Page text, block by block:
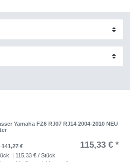
Yamaha FZ6 RJ07 RJ14 2004-2010 NEU
141,27 € 115,33 € *
| 115,33 € / Stück